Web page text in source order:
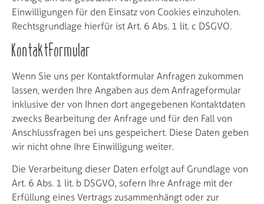
Einwilligungen für den Einsatz von Cookies einzuholen.
Rechtsgrundlage hierfür ist Art. 6 Abs. 1 lit. c DSGVO.
Kontaktformular
Wenn Sie uns per Kontaktformular Anfragen zukommen
lassen, werden Ihre Angaben aus dem Anfrageformular
inklusive der von Ihnen dort angegebenen Kontaktdaten
zwecks Bearbeitung der Anfrage und für den Fall von
Anschlussfragen bei uns gespeichert. Diese Daten geben
wir nicht ohne Ihre Einwilligung weiter.
Die Verarbeitung dieser Daten erfolgt auf Grundlage von
Art. 6 Abs. 1 lit. b DSGVO, sofern Ihre Anfrage mit der
Erfüllung eines Vertrags zusammenhängt oder zur